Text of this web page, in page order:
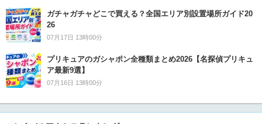
ガチャガチャどこで買える？全国エリア別設置場所ガイド20
26
07月17日 13時00分
プリキュアのガシャポン全種類まとめ2026【名探偵プリキュ
ア最新9選】
07月16日 13時00分